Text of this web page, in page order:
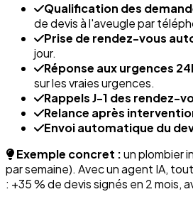
Qualification des
de devis à l'aveugle par
Prise de rendez-vous
jour.
Réponse aux urgences
sur les vraies urgences.
Rappels J-1 des rendez-
Relance après
Envoi automatique du
Exemple concret :un plombier
par semaine). Avec un agent IA,
: +35 % de devis signés en 2 mois,